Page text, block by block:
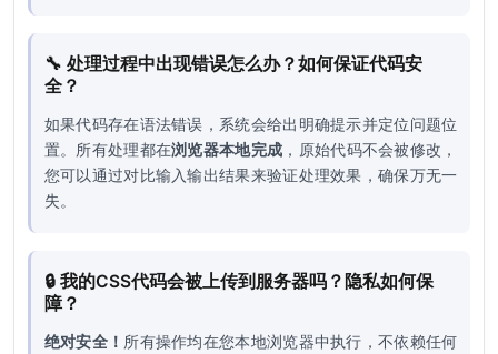
🔧 处理过程中出现错误怎么办？如何保证代码安
全？
如果代码存在语法错误，系统会给出明确提示并定位问题位
置。所有处理都在浏览器本地完成 ，原始代码不会被修改，
您可以通过对比输入输出结果来验证处理效果，确保万无一
失。
🔒 我的CSS代码会被上传到服务器吗？隐私如何保
障？
绝对安全！ 所有操作均在您本地浏览器中执行，不依赖任何